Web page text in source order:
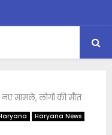
मामले, लोगों की मौत
Haryana News